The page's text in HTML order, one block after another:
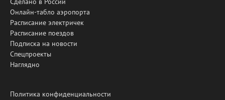
Онлайн-табло аэропорта
Расписание электричек
Расписание поездов
Подписка на новости
Спецпроекты
Наглядно
Политика конфиденциальности